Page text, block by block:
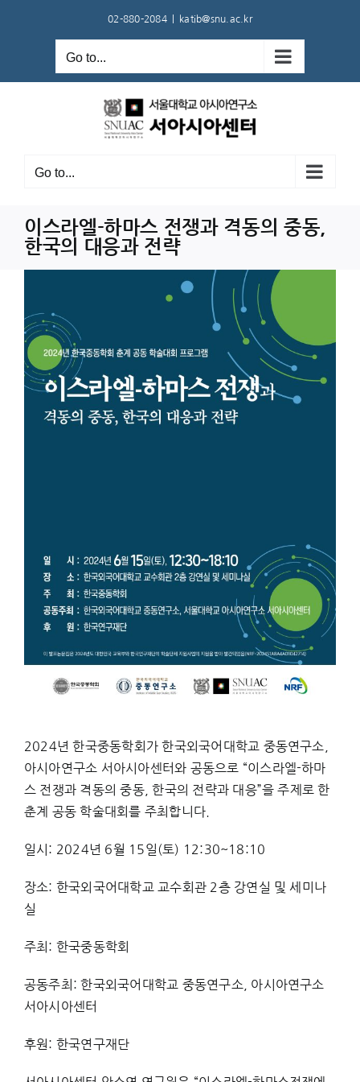
02-880-2084 katib@snu.ac.kr
Go to...
Go to...
이스라엘-하마스 전쟁과 격동의 중동,
한국의 대응과 전략
Image
2024년 한국중동학회가 한국외국어대학교 중동연구소,
아시아연구소 서아시아센터와 공동으로 “이스라엘-하마
스 전쟁과 격동의 중동, 한국의 전략과 대응”을 주제로 한
춘계 공동 학술대회를 주최합니다.
일시: 2024년 6월 15일(토) 12:30~18:10
장소: 한국외국어대학교 교수회관 2층 강연실 및 세미나
실
주최: 한국중동학회
공동주최: 한국외국어대학교 중동연구소, 아시아연구소
서아시아센터
후원: 한국연구재단